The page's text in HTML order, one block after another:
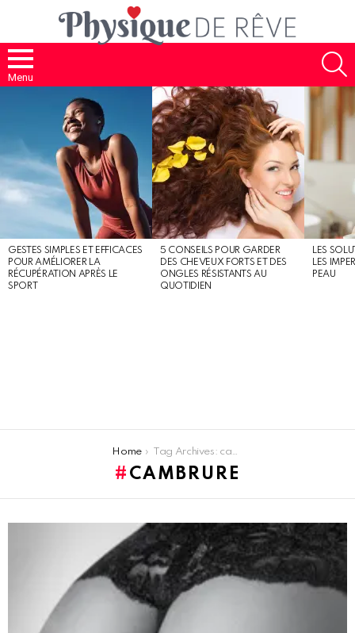
Menu
GESTES SIMPLES ET EFFICACES
POUR AMÉLIORER LA
RÉCUPÉRATION APRÈS LE
SPORT
5 CONSEILS POUR GARDER
DES CHEVEUX FORTS ET DES
ONGLES RÉSISTANTS AU
QUOTIDIEN
LES
LES
PEAU
Home Tag Archives: cambrure
CAMBRURE